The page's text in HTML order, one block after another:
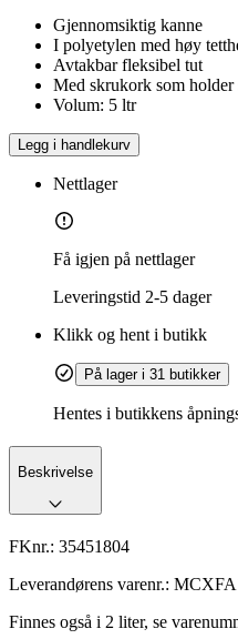
Gjennomsiktig kanne
I polyetylen med høy
Avtakbar fleksibel tut
Med skrukork som holder
Volum: 5 ltr
Legg i handlekurv
Nettlager
Få igjen på nettlager
Leveringstid 2-5 dager
Klikk og hent i butikk
På lager i 31 butikker
Hentes i butikkens
Beskrivelse
FKnr.: 35451804
Leverandørens varenr.:
Finnes også i 2 liter, se